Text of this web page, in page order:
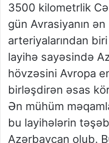
3500 kilometrlik
gün Avrasiyanın
arteriyalarından
layihə sayəsində
hövzəsini Avropa
birləşdirən əsas
Ən mühüm
bu layihələrin
Azərbaycan olub.